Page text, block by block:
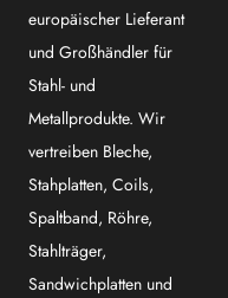
europäischer Lieferant
und Großhändler für
Stahl- und
Metallprodukte. Wir
vertreiben Bleche,
Stahplatten, Coils,
Spaltband, Röhre,
Stahlträger,
Sandwichplatten und